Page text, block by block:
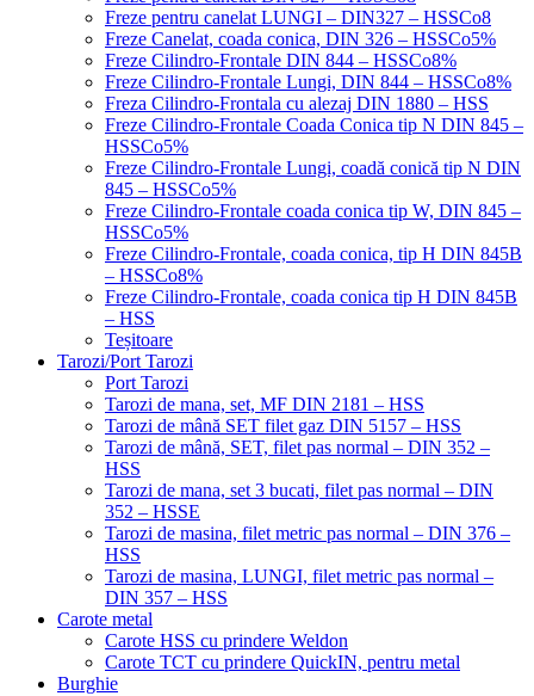
Freze pentru canelat LUNGI – DIN327 – HSSCo8
Freze Canelat, coada conica, DIN 326 – HSSCo5%
Freze Cilindro-Frontale DIN 844 – HSSCo8%
Freze Cilindro-Frontale Lungi, DIN 844 – HSSCo8%
Freza Cilindro-Frontala cu alezaj DIN 1880 – HSS
Freze Cilindro-Frontale Coada Conica tip N DIN 845 –
HSSCo5%
Freze Cilindro-Frontale Lungi, coadă conică tip N DIN
845 – HSSCo5%
Freze Cilindro-Frontale coada conica tip W, DIN 845 –
HSSCo5%
Freze Cilindro-Frontale, coada conica, tip H DIN 845B
– HSSCo8%
Freze Cilindro-Frontale, coada conica tip H DIN 845B
– HSS
Teșitoare
Tarozi/Port Tarozi
Port Tarozi
Tarozi de mana, set, MF DIN 2181 – HSS
Tarozi de mână SET filet gaz DIN 5157 – HSS
Tarozi de mână, SET, filet pas normal – DIN 352 –
HSS
Tarozi de mana, set 3 bucati, filet pas normal – DIN
352 – HSSE
Tarozi de masina, filet metric pas normal – DIN 376 –
HSS
Tarozi de masina, LUNGI, filet metric pas normal –
DIN 357 – HSS
Carote metal
Carote HSS cu prindere Weldon
Carote TCT cu prindere QuickIN, pentru metal
Burghie